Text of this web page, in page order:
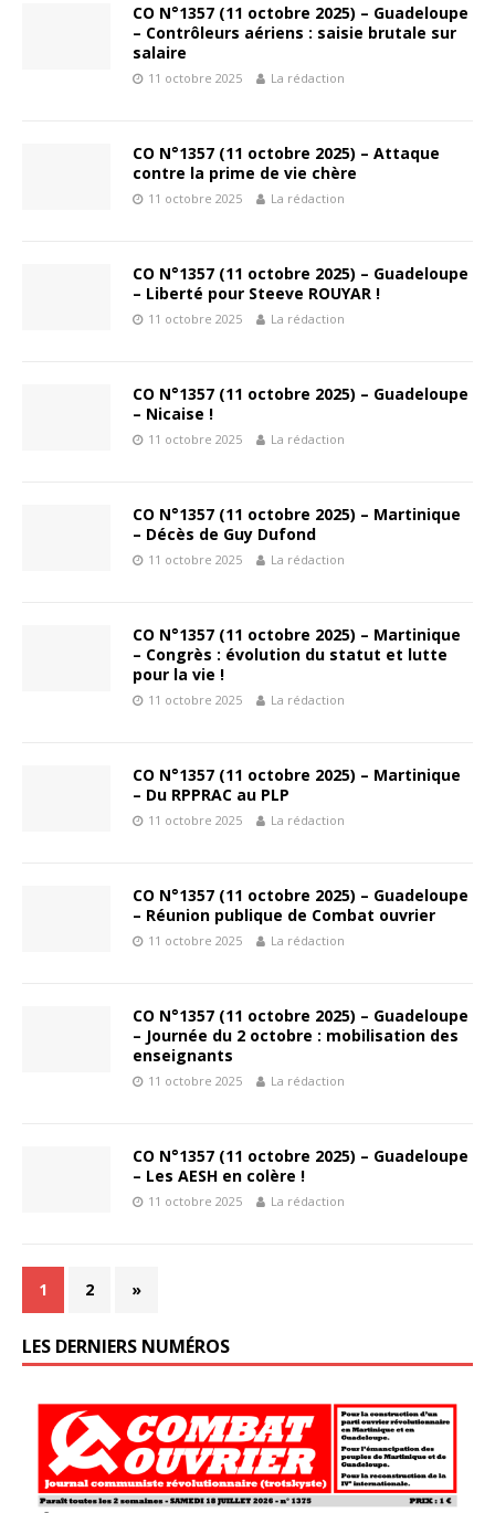
CO N°1357 (11 octobre 2025) – Guadeloupe
– Contrôleurs aériens : saisie brutale sur
salaire
11 octobre 2025 La rédaction
CO N°1357 (11 octobre 2025) – Attaque
contre la prime de vie chère
11 octobre 2025 La rédaction
CO N°1357 (11 octobre 2025) – Guadeloupe
– Liberté pour Steeve ROUYAR !
11 octobre 2025 La rédaction
CO N°1357 (11 octobre 2025) – Guadeloupe
– Nicaise !
11 octobre 2025 La rédaction
CO N°1357 (11 octobre 2025) – Martinique
– Décès de Guy Dufond
11 octobre 2025 La rédaction
CO N°1357 (11 octobre 2025) – Martinique
– Congrès : évolution du statut et lutte
pour la vie !
11 octobre 2025 La rédaction
CO N°1357 (11 octobre 2025) – Martinique
– Du RPPRAC au PLP
11 octobre 2025 La rédaction
CO N°1357 (11 octobre 2025) – Guadeloupe
– Réunion publique de Combat ouvrier
11 octobre 2025 La rédaction
CO N°1357 (11 octobre 2025) – Guadeloupe
– Journée du 2 octobre : mobilisation des
enseignants
11 octobre 2025 La rédaction
CO N°1357 (11 octobre 2025) – Guadeloupe
– Les AESH en colère !
11 octobre 2025 La rédaction
1 2 »
LES DERNIERS NUMÉROS